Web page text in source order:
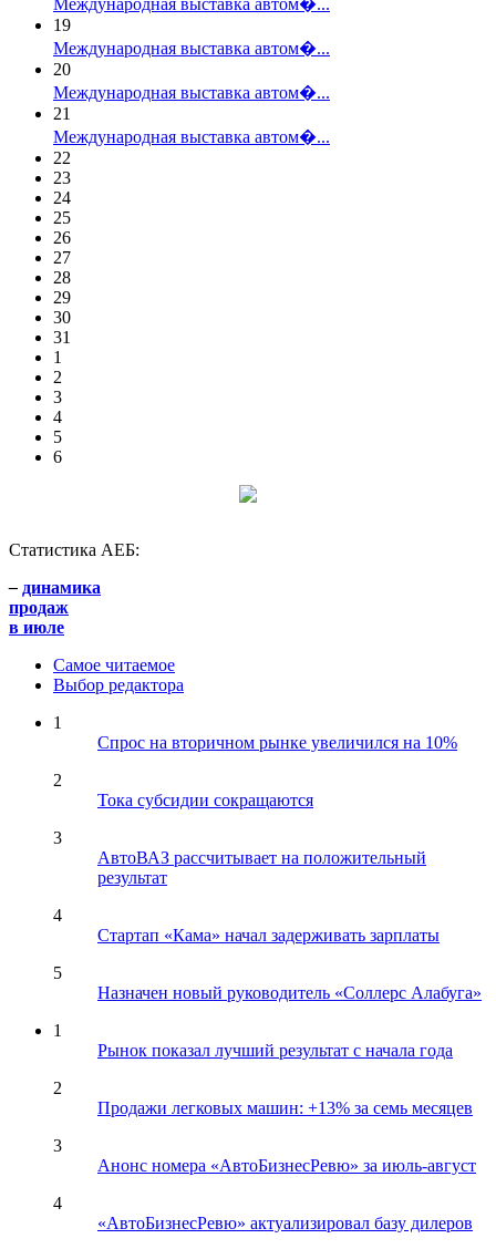
19
Международная выставка автом�...
20
Международная выставка автом�...
21
Международная выставка автом�...
22
23
24
25
26
27
28
29
30
31
1
2
3
4
5
6
Статистика АЕБ:
– динамика
продаж
в июле
Самое читаемое
Выбор редактора
1
Спрос на вторичном рынке увеличился на 10%
2
Тока субсидии сокращаются
3
АвтоВАЗ рассчитывает на положительный
результат
4
Стартап «Кама» начал задерживать зарплаты
5
Назначен новый руководитель «Соллерс Алабуга»
1
Рынок показал лучший результат с начала года
2
Продажи легковых машин: +13% за семь месяцев
3
Анонс номера «АвтоБизнесРевю» за июль-август
4
«АвтоБизнесРевю» актуализировал базу дилеров